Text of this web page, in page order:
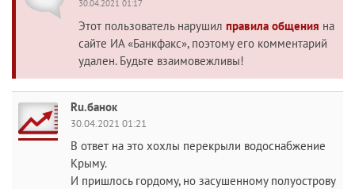
30.04.2021 01:17
Этот пользователь нарушил правила общения на
сайте ИА «Банкфакс», поэтому его комментарий
удален. Будьте взаимовежливы!
Ru.банок
30.04.2021 01:21
В ответ на это хохлы перекрыли водоснабжение
Крыму.
И пришлось гордому, но засушенному полуострову